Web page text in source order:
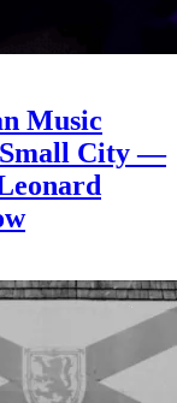
Music
City —